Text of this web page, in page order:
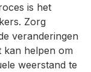
is het
Zorg
veranderingen
kan helpen om
weerstand te